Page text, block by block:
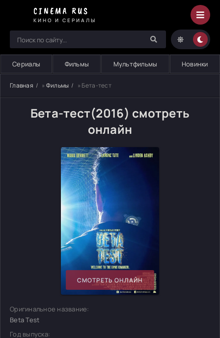
CINEMA RUS
КИНО И СЕРИАЛЫ
Сериалы Фильмы Мультфильмы Новинки
Главная » Фильмы » Бета-тест
Бета-тест(2016) смотреть
онлайн
СМОТРЕТЬ ОНЛАЙН
Оригинальное название:
Beta Test
Год выпуска: